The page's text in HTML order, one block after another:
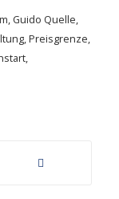
, Guido Quelle,
,Preisgrenze,
,